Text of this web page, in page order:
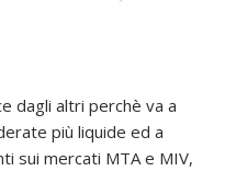
dagli altri perchè va a
più liquide ed a
sui mercati MTA e MIV,